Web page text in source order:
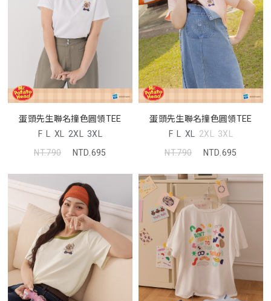
蛋頭先生聯名撞色圓領TEE
F L XL 2XL 3XL
NT.790
NTD.695
蛋頭先生聯名撞色圓領TEE
F L XL 2XL 3XL
NT.790
NTD.695